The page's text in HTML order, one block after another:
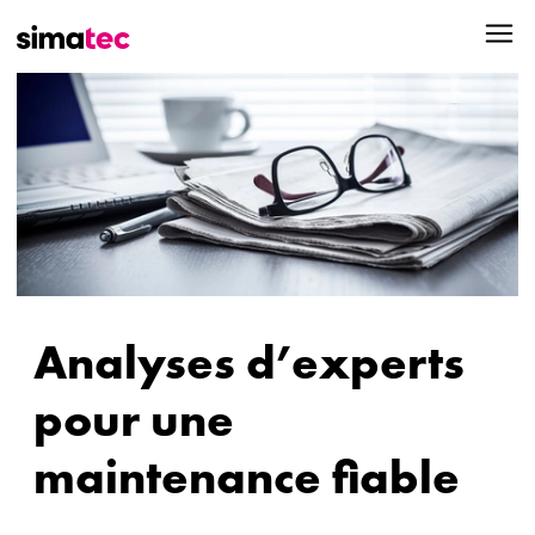
Analyses d’experts
pour une
maintenance fiable